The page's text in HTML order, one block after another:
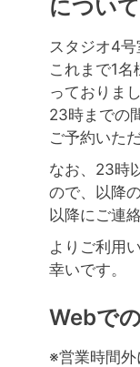
について
スタジオ4号
これまで1
っておりま
23時までの
ご予約いた
なお、23時
ので、以降
以降にご連
よりご利用
幸いです。
Webで
※営業時間